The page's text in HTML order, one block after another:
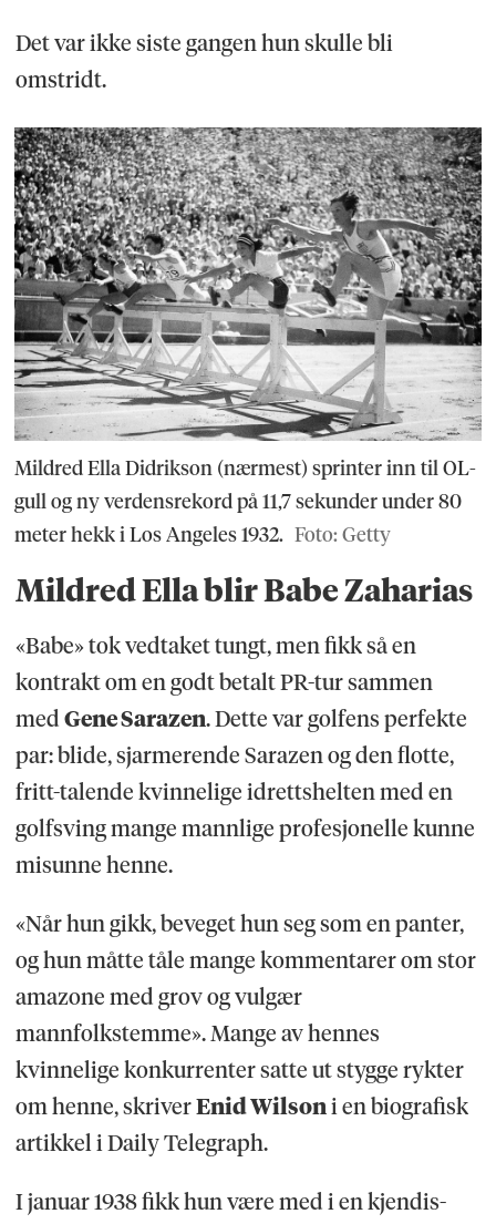
Det var ikke siste gangen hun skulle bli
omstridt.
Mildred Ella Didrikson (nærmest) sprinter inn til OL-
gull og ny verdensrekord på 11,7 sekunder under 80
meter hekk i Los Angeles 1932. Foto: Getty
Mildred Ella blir Babe Zaharias
«Babe» tok vedtaket tungt, men fikk så en
kontrakt om en godt betalt PR-tur sammen
med Gene Sarazen. Dette var golfens perfekte
par: blide, sjarmerende Sarazen og den flotte,
fritt-talende kvinnelige idrettshelten med en
golfsving mange mannlige profesjonelle kunne
misunne henne.
«Når hun gikk, beveget hun seg som en panter,
og hun måtte tåle mange kommentarer om stor
amazone med grov og vulgær
mannfolkstemme». Mange av hennes
kvinnelige konkurrenter satte ut stygge rykter
om henne, skriverEnid Wilsoni en biografisk
artikkel i Daily Telegraph.
I januar 1938 fikk hun være med i en kjendis-